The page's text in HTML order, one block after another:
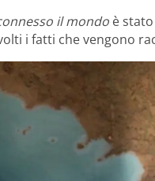
il mondo è
i fatti che vengono